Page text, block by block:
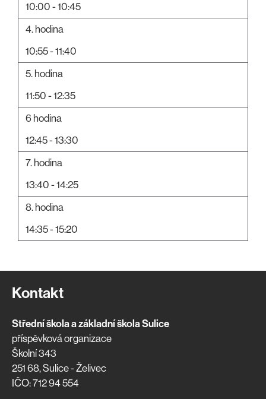
10:00 - 10:45
4. hodina
10:55 - 11:40
5. hodina
11:50 - 12:35
6 hodina
12:45 - 13:30
7. hodina
13:40 - 14:25
8. hodina
14:35 - 15:20
Kontakt
Střední škola a základní škola Sulice
příspěvková organizace
Školní 343
251 68, Sulice - Želivec
IČO: 712 94 554